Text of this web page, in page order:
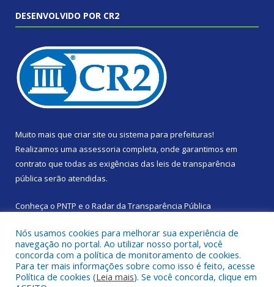
DESENVOLVIDO POR CR2
Muito mais que criar site ou sistema para prefeituras!
Realizamos uma assessoria completa, onde garantimos em
contrato que todas as exigências das leis de transparência
pública serão atendidas.
Conheça o PNTP e o Radar da Transparência Pública
Todos os direitos reservados a Prefeitura Municipal de Santa
Izabel do Pará.
Nós usamos cookies para melhorar sua experiência de
navegação no portal. Ao utilizar nosso portal, você
concorda com a política de monitoramento de cookies.
Para ter mais informações sobre como isso é feito, acesse
Política de cookies (Leia mais). Se você concorda, clique em